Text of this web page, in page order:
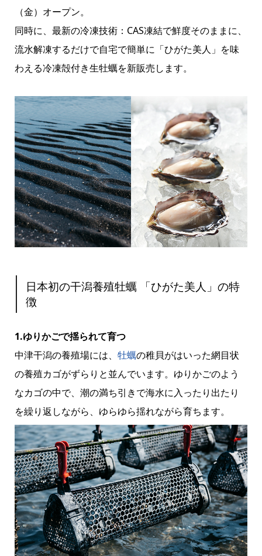
（金）オープン。
同時に、最新の冷凍技術：CAS凍結で鮮度そのままに、
流水解凍するだけで自宅で簡単に「ひがた美人」を味
わえる冷凍殻付き生牡蠣を新販売します。
日本初の干潟養殖牡蠣 「ひがた美人」の特
徴
1.ゆりかごで揺られて育つ
中津干潟の養殖場には、 牡蠣の稚貝がはいった網目状
の養殖カゴがずらりと並んでいます。ゆりかごのよう
なカゴの中で、潮の満ち引きで海水に入ったり出たり
を繰り返しながら、ゆらゆら揺れながら育ちます。